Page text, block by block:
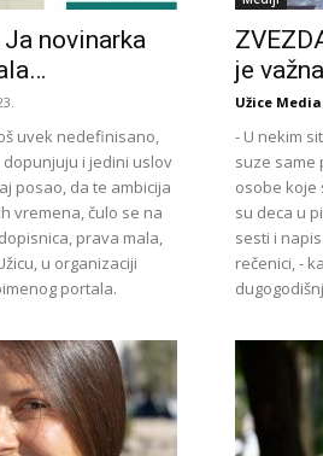
novinarka
uvek nedefinisano,
i jedini uslov
posao, da te ambicija
vremena, čulo se na
prava mala,
u organizaciji
portala.
je
Užice Media
- U nekim
suze same
osobe koje
su deca u
sesti i
rečenici, -